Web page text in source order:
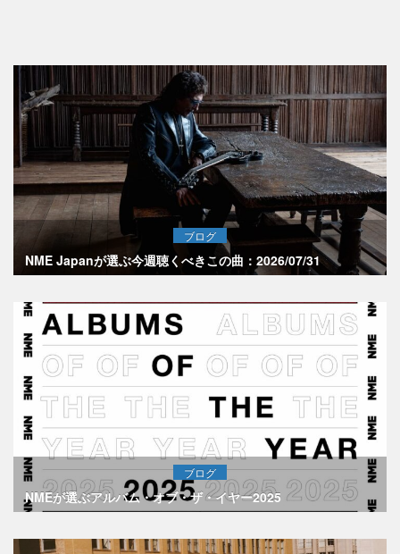
ブログ
NME Japanが選ぶ今週聴くべきこの曲：2026/07/31
ブログ
NMEが選ぶアルバム・オブ・ザ・イヤー2025